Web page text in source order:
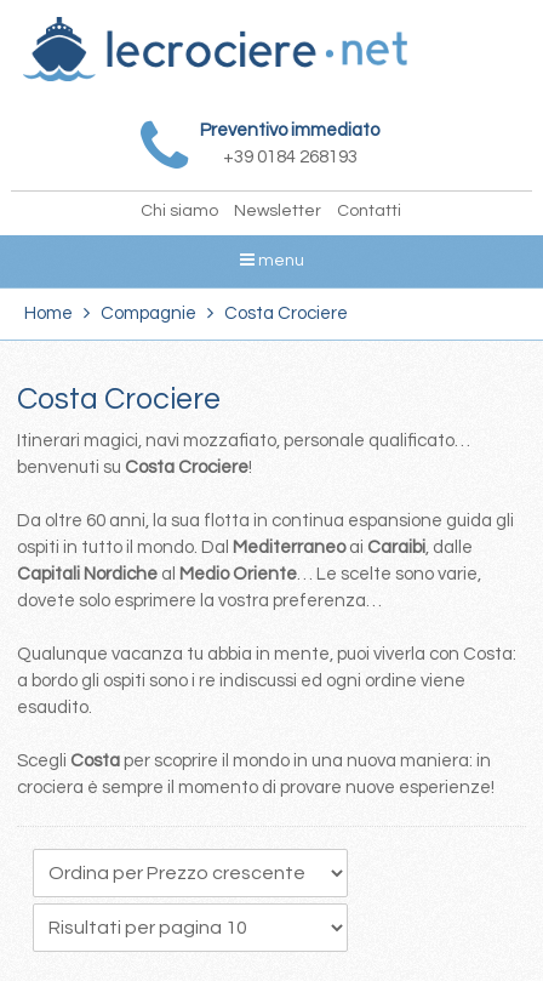
Preventivo immediato
+39 0184 268193
Chi siamo Newsletter Contatti
menu
Home Compagnie Costa Crociere
Costa Crociere
Itinerari magici, navi mozzafiato, personale qualificato…
benvenuti su Costa Crociere!
Da oltre 60 anni, la sua flotta in continua espansione guida gli
ospiti in tutto il mondo. Dal Mediterraneo ai Caraibi, dalle
Capitali Nordicheal Medio Oriente… Le scelte sono varie,
dovete solo esprimere la vostra preferenza…
Qualunque vacanza tu abbia in mente, puoi viverla con Costa:
a bordo gli ospiti sono i re indiscussi ed ogni ordine viene
esaudito.
Scegli Costa per scoprire il mondo in una nuova maniera: in
crociera è sempre il momento di provare nuove esperienze!